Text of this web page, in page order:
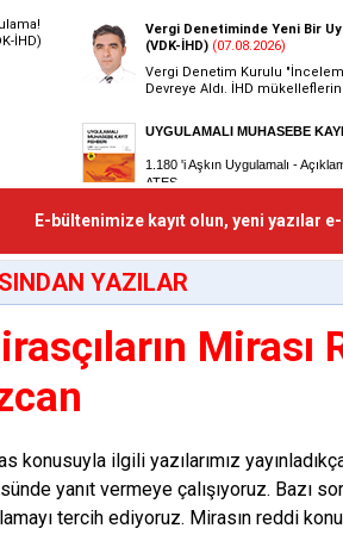
İHD)
E-bültenimize kayıt olun, yeni yazılar
YAZILAR
konusuyla ilgili yazılarımız
yanıt vermeye çalışıyoruz. Bazı
tercih ediyoruz. Mirasın reddi